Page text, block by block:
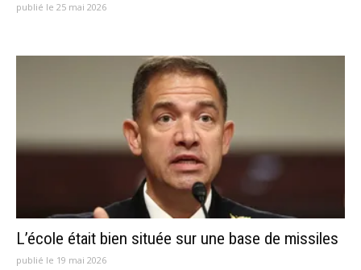
publié le 25 mai 2026
L’école était bien située sur une base de missiles
publié le 19 mai 2026